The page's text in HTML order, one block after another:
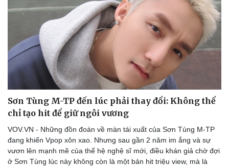
Văn hóa
Sân khấu - Điện ảnh
Văn học
Âm nhạc
Di sản
Giải trí
Nghệ sĩ
Thời trang
Sao Việt
Sơn Tùng M-TP đến lúc phải thay đổi: Không thể
chỉ tạo hit để giữ ngôi vương
VOV.VN - Những đồn đoán về màn tái xuất của Sơn Tùng M-TP
đang khiến Vpop xôn xao. Nhưng sau gần 2 năm im ắng và sự
vươn lên mạnh mẽ của thế hệ nghệ sĩ mới, điều khán giả chờ đợi
ở Sơn Tùng lúc này không còn là một bản hit triệu view, mà là